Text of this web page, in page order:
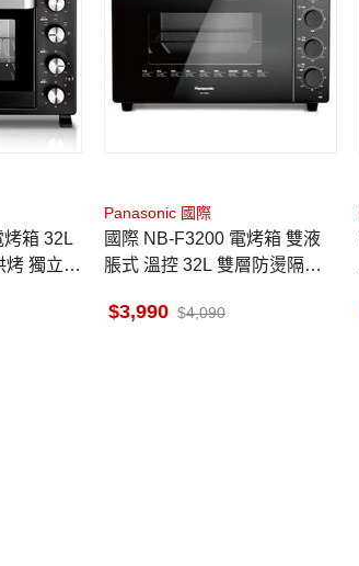
箱 32L
烤 獨立發
Panasonic 國際
國際 NB-F3200 電烤箱 雙液
脹式 溫控 32L 雙層防燙隔熱
3,990 4,090